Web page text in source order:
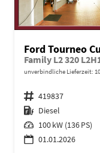
Ford Tourneo
unverbindliche Lieferzeit:
Fahrzeugnr. 419837
Kraftstoff Diesel
Leistung 100 kW (136 PS)
01.01.2026